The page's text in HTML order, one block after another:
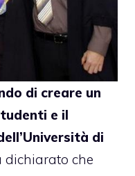
di creare un
e il
di
dichiarato che